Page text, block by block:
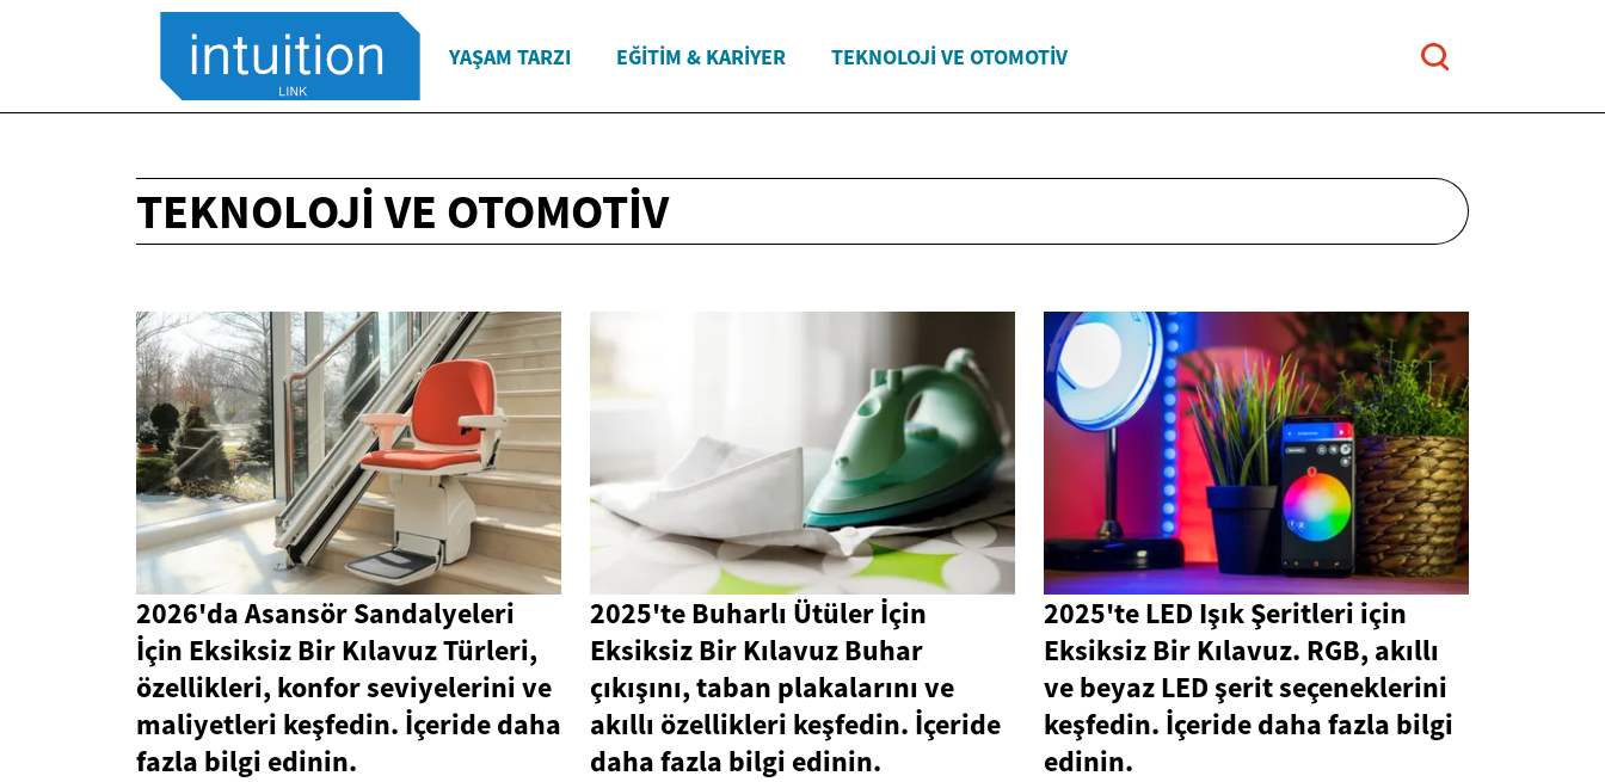
YAŞAM TARZI EĞITIM & KARIYER TEKNOLOJI VE OTOMOTIV
TEKNOLOJI VE OTOMOTIV
2026'da Asansör Sandalyeleri
İçin Eksiksiz Bir Kılavuz Türleri,
özellikleri, konfor seviyelerini ve
maliyetleri keşfedin. İçeride daha
fazla bilgi edinin.
2025'te Buharlı Ütüler İçin
Eksiksiz Bir Kılavuz Buhar
çıkışını, taban plakalarını ve
akıllı özellikleri keşfedin. İçeride
daha fazla bilgi edinin.
2025'te LED Işık Şeritleri için
Eksiksiz Bir Kılavuz. RGB, akıllı
ve beyaz LED şerit seçeneklerini
keşfedin. İçeride daha fazla bilgi
edinin.